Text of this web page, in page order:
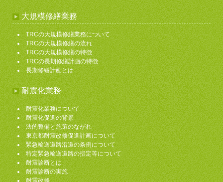
大規模修繕業務
TRCの大規模修繕業務について
TRCの大規模修繕の流れ
TRCの大規模修繕の特徴
TRCの長期修繕計画の特徴
長期修繕計画とは
耐震化業務
耐震化業務について
耐震化促進の背景
法的整備と施策のながれ
東京都耐震改修促進計画について
緊急輸送道路沿道の条例について
特定緊急輸送道路の指定等について
耐震診断とは
耐震診断の実施
耐震改修